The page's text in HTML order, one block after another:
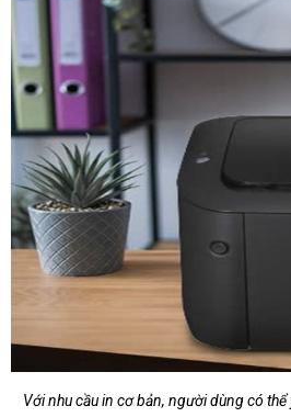
Với nhu cầu in cơ bản, người dùng có